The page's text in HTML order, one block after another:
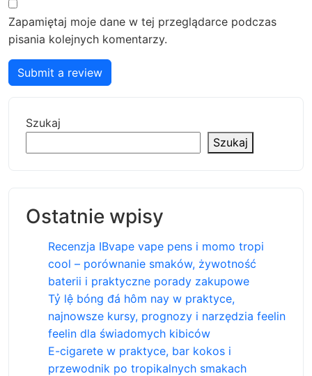
Zapamiętaj moje dane w tej przeglądarce podczas
pisania kolejnych komentarzy.
Submit a review
Szukaj
Szukaj
Ostatnie wpisy
Recenzja IBvape vape pens i momo tropi
cool – porównanie smaków, żywotność
baterii i praktyczne porady zakupowe
Tỷ lệ bóng đá hôm nay w praktyce,
najnowsze kursy, prognozy i narzędzia feelin
feelin dla świadomych kibiców
E-cigarete w praktyce, bar kokos i
przewodnik po tropikalnych smakach